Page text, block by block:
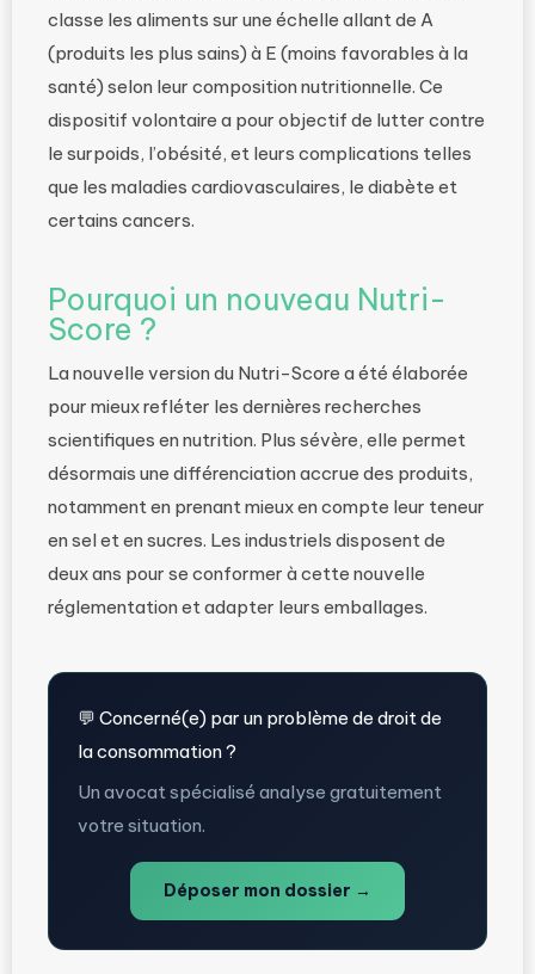
classe les aliments sur une échelle allant de A
(produits les plus sains) à E (moins favorables à la
santé) selon leur composition nutritionnelle. Ce
dispositif volontaire a pour objectif de lutter contre
le surpoids, l’obésité, et leurs complications telles
que les maladies cardiovasculaires, le diabète et
certains cancers.
Pourquoi un nouveau Nutri-
Score ?
La nouvelle version du Nutri-Score a été élaborée
pour mieux refléter les dernières recherches
scientifiques en nutrition. Plus sévère, elle permet
désormais une différenciation accrue des produits,
notamment en prenant mieux en compte leur teneur
en sel et en sucres. Les industriels disposent de
deux ans pour se conformer à cette nouvelle
réglementation et adapter leurs emballages.
💬 Concerné(e) par un problème de droit de
la consommation ?
Un avocat spécialisé analyse gratuitement
votre situation.
Déposer mon dossier →